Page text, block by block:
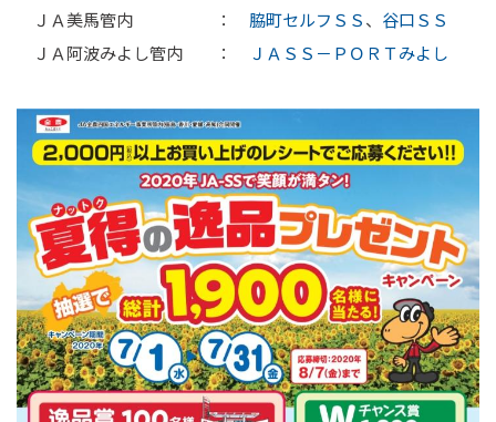
ＪＡ美馬管内 ： 脇町セルフＳＳ、 谷口ＳＳ
ＪＡ阿波みよし管内 ：
ＪＡＳＳ－ＰＯＲＴみよし